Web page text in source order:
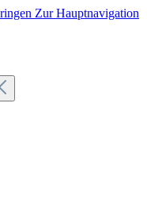
Zur Hauptnavigation